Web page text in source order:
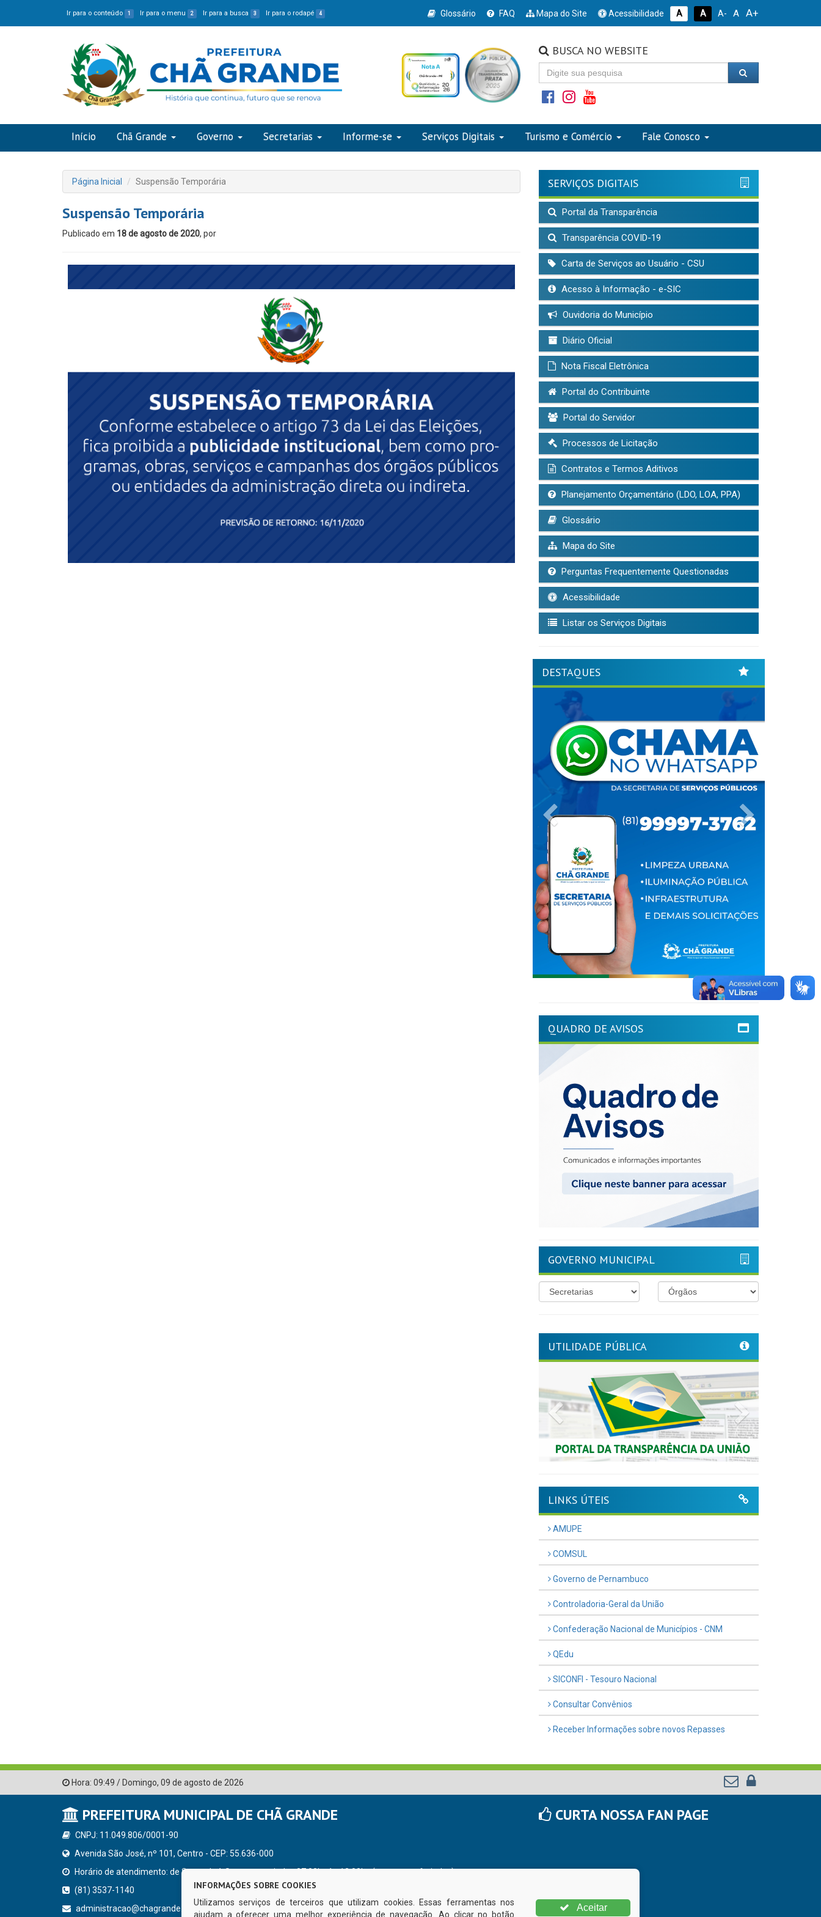
Ir para o conteúdo 1 Ir para o menu 2 Ir para a busca 3 Ir para o rodapé 4 Glossário FAQ Mapa do Site Acessibilidade A A A- A A+
BUSCA NO WEBSITE
Início Chã Grande Governo Secretarias Informe-se Serviços Digitais Turismo e Comércio Fale Conosco
Página Inicial Suspensão Temporária
Suspensão Temporária
Publicado em 18 de agosto de 2020, por
SERVIÇOS DIGITAIS
Portal da Transparência
Transparência COVID-19
Carta de Serviços ao Usuário - CSU
Acesso à Informação - e-SIC
Ouvidoria do Município
Diário Oficial
Nota Fiscal Eletrônica
Portal do Contribuinte
Portal do Servidor
Processos de Licitação
Contratos e Termos Aditivos
Planejamento Orçamentário (LDO, LOA, PPA)
Glossário
Mapa do Site
Perguntas Frequentemente Questionadas
Acessibilidade
Listar os Serviços Digitais
DESTAQUES
Previous
QUADRO DE AVISOS
GOVERNO MUNICIPAL
UTILIDADE PÚBLICA
Previous
LINKS ÚTEIS
AMUPE
COMSUL
Governo de Pernambuco
Controladoria-Geral da União
Confederação Nacional de Municípios - CNM
QEdu
SICONFI - Tesouro Nacional
Consultar Convênios
Receber Informações sobre novos Repasses
Hora: 09:49 / Domingo, 09 de agosto de 2026
PREFEITURA MUNICIPAL DE CHÃ GRANDE
CNPJ: 11.049.806/0001-90
Avenida São José, nº 101, Centro - CEP: 55.636-000
Horário de atendimento: de Segunda à Sexta, a partir das 07:00hs às 13:00hs (exceto nos feriados)
(81) 3537-1140
administracao@chagrande.pe.gov.br
CURTA NOSSA FAN PAGE
INFORMAÇÕES SOBRE COOKIES
Utilizamos serviços de terceiros que utilizam cookies. Essas ferramentas nos
ajudam a oferecer uma melhor experiência de navegação. Ao clicar no botão
Aceitar